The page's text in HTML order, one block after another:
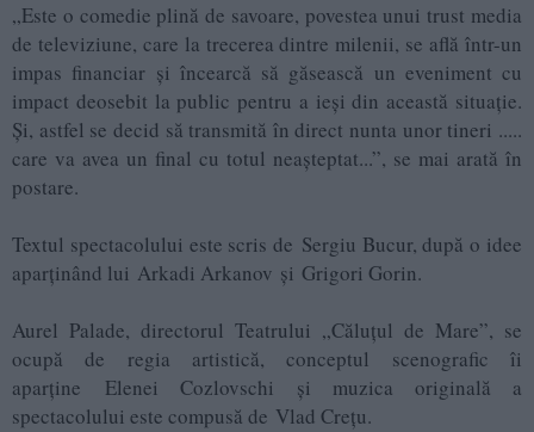
„Este o comedie plină de savoare, povestea unui trust media
de televiziune, care la trecerea dintre milenii, se află într-un
impas financiar și încearcă să găsească un eveniment cu
impact deosebit la public pentru a ieși din această situație.
Și, astfel se decid să transmită în direct nunta unor tineri .....
care va avea un final cu totul neașteptat...”, se mai arată în
postare.
Textul spectacolului este scris de Sergiu Bucur, după o idee
aparținând lui Arkadi Arkanov și Grigori Gorin.
Aurel Palade, directorul Teatrului „Căluțul de Mare”, se
ocupă de regia artistică, conceptul scenografic îi
aparține Elenei Cozlovschi și muzica originală a
spectacolului este compusă de Vlad Crețu.